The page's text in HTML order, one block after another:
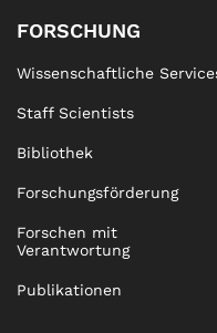
FORSCHUNG
Wissenschaftliche
Staff Scientists
Bibliothek
Forschungsförderung
Forschen mit
Verantwortung
Publikationen